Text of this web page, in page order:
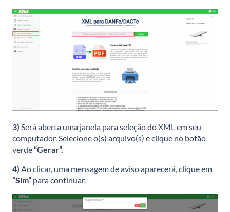
3) Será aberta uma janela para seleção do XML em seu
computador. Selecione o(s) arquivo(s) e clique no botão
verde“Gerar”.
4) Ao clicar, uma mensagem de aviso aparecerá, clique em
“Sim” para continuar.